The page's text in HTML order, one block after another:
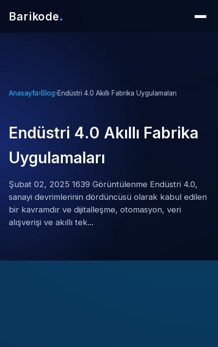
Barikode.
Anasayfa›Blog›Endüstri 4.0 Akıllı Fabrika Uygulamaları
Endüstri 4.0 Akıllı Fabrika
Uygulamaları
Şubat 02, 2025 1639 Görüntülenme Endüstri 4.0,
sanayi devrimlerinin dördüncüsü olarak kabul edilen
bir kavramdır ve dijitalleşme, otomasyon, veri
alışverişi ve akıllı tek...